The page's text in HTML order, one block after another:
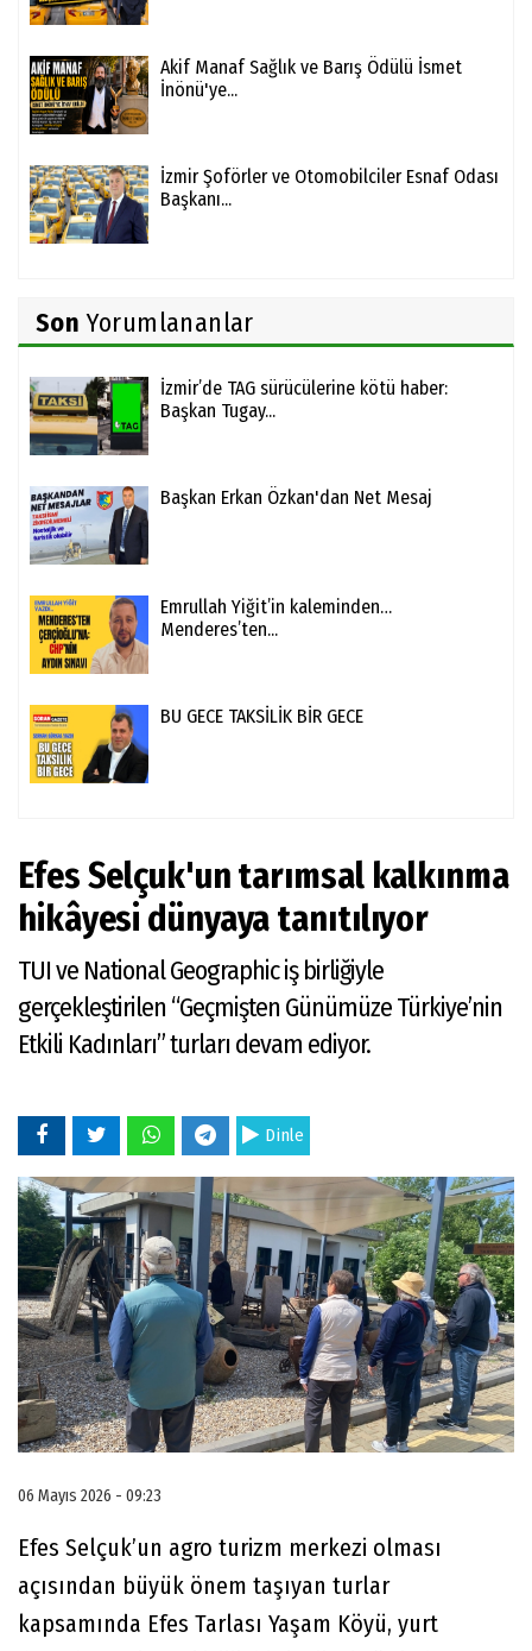
Akif Manaf Sağlık ve Barış Ödülü İsmet
İnönü'ye...
İzmir Şoförler ve Otomobilciler Esnaf Odası
Başkanı...
Son Yorumlananlar
İzmir’de TAG sürücülerine kötü haber:
Başkan Tugay...
Başkan Erkan Özkan'dan Net Mesaj
Emrullah Yiğit’in kaleminden…
Menderes’ten...
BU GECE TAKSİLİK BİR GECE
Efes Selçuk'un tarımsal kalkınma
hikâyesi dünyaya tanıtılıyor
TUI ve National Geographic iş birliğiyle
gerçekleştirilen “Geçmişten Günümüze Türkiye’nin
Etkili Kadınları” turları devam ediyor.
Dinle
06 Mayıs 2026 - 09:23
Efes Selçuk’un agro turizm merkezi olması
açısından büyük önem taşıyan turlar
kapsamında Efes Tarlası Yaşam Köyü, yurt